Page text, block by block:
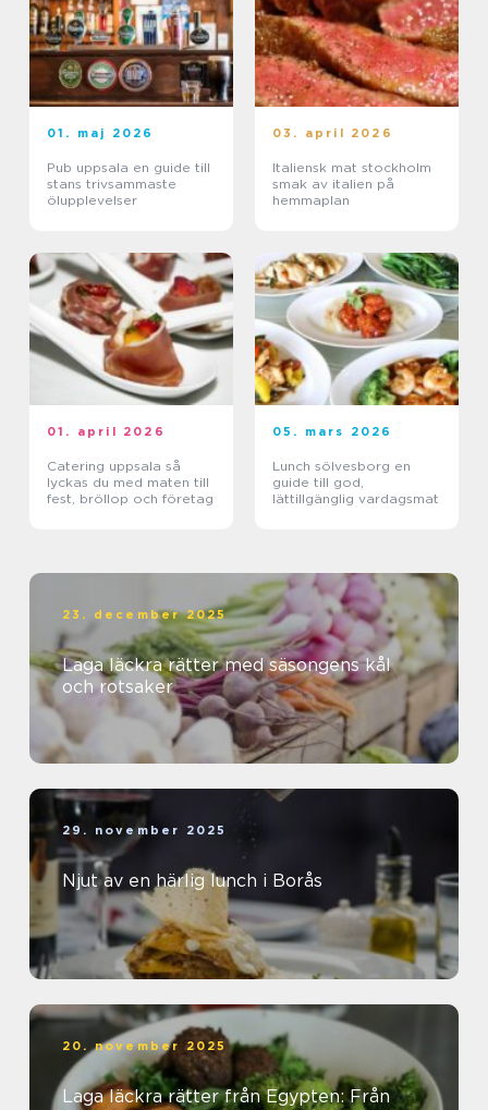
01. maj 2026
Pub uppsala en guide till
stans trivsammaste
ölupplevelser
03. april 2026
Italiensk mat stockholm
smak av italien på
hemmaplan
01. april 2026
Catering uppsala så
lyckas du med maten till
fest, bröllop och företag
05. mars 2026
Lunch sölvesborg en
guide till god,
lättillgänglig vardagsmat
23. december 2025
Laga läckra rätter med säsongens kål
och rotsaker
29. november 2025
Njut av en härlig lunch i Borås
20. november 2025
Laga läckra rätter från Egypten: Från